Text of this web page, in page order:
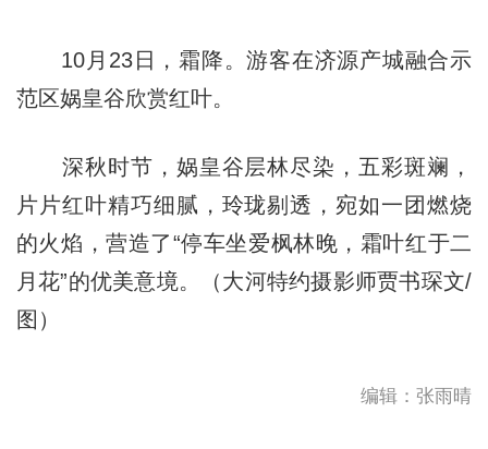
10月23日，霜降。游客在济源产城融合示
范区娲皇谷欣赏红叶。
深秋时节，娲皇谷层林尽染，五彩斑斓，
片片红叶精巧细腻，玲珑剔透，宛如一团燃烧
的火焰，营造了“停车坐爱枫林晚，霜叶红于二
月花”的优美意境。（大河特约摄影师贾书琛文/
图）
编辑：张雨晴